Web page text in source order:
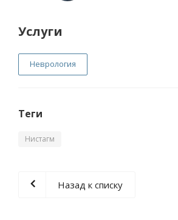
Услуги
Неврология
Теги
Нистагм
Назад к списку